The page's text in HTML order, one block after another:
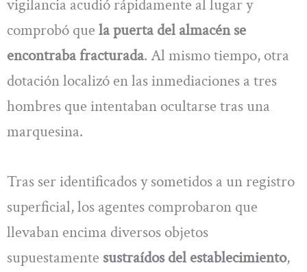
vigilancia acudió rápidamente al lugar y
comprobó que la puerta del almacén se
encontraba fracturada. Al mismo tiempo, otra
dotación localizó en las inmediaciones a tres
hombres que intentaban ocultarse tras una
marquesina.
Tras ser identificados y sometidos a un registro
superficial, los agentes comprobaron que
llevaban encima diversos objetos
supuestamente sustraídos del establecimiento,